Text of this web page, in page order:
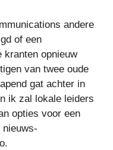
andere
of een
kranten opnieuw
van twee oude
gat achter in
ik zal lokale leiders
opties voor een
nieuws-